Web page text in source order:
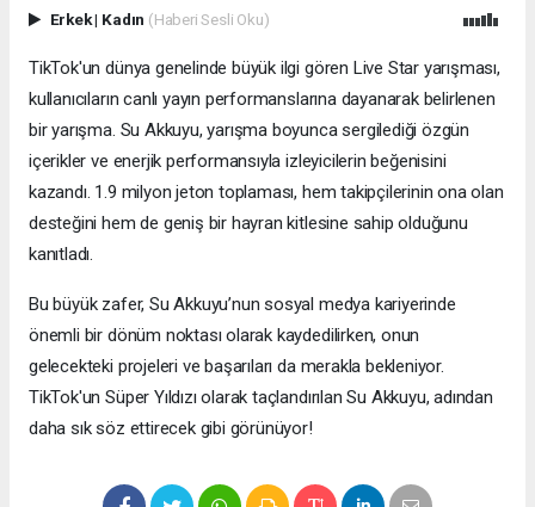
Erkek| Kadın (Haberi Sesli Oku)
TikTok'un dünya genelinde büyük ilgi gören Live Star yarışması,
kullanıcıların canlı yayın performanslarına dayanarak belirlenen
bir yarışma. Su Akkuyu, yarışma boyunca sergilediği özgün
içerikler ve enerjik performansıyla izleyicilerin beğenisini
kazandı. 1.9 milyon jeton toplaması, hem takipçilerinin ona olan
desteğini hem de geniş bir hayran kitlesine sahip olduğunu
kanıtladı.
Bu büyük zafer, Su Akkuyu’nun sosyal medya kariyerinde
önemli bir dönüm noktası olarak kaydedilirken, onun
gelecekteki projeleri ve başarıları da merakla bekleniyor.
TikTok'un Süper Yıldızı olarak taçlandırılan Su Akkuyu, adından
daha sık söz ettirecek gibi görünüyor!